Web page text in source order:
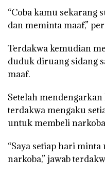
“Coba kamu sekarang
dan meminta maaf,”
Terdakwa kemudian
duduk diruang sidang
maaf.
Setelah
terdakwa mengaku
untuk membeli
“Saya setiap hari
narkoba,” jawab